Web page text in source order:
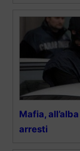
Mafia,
arresti